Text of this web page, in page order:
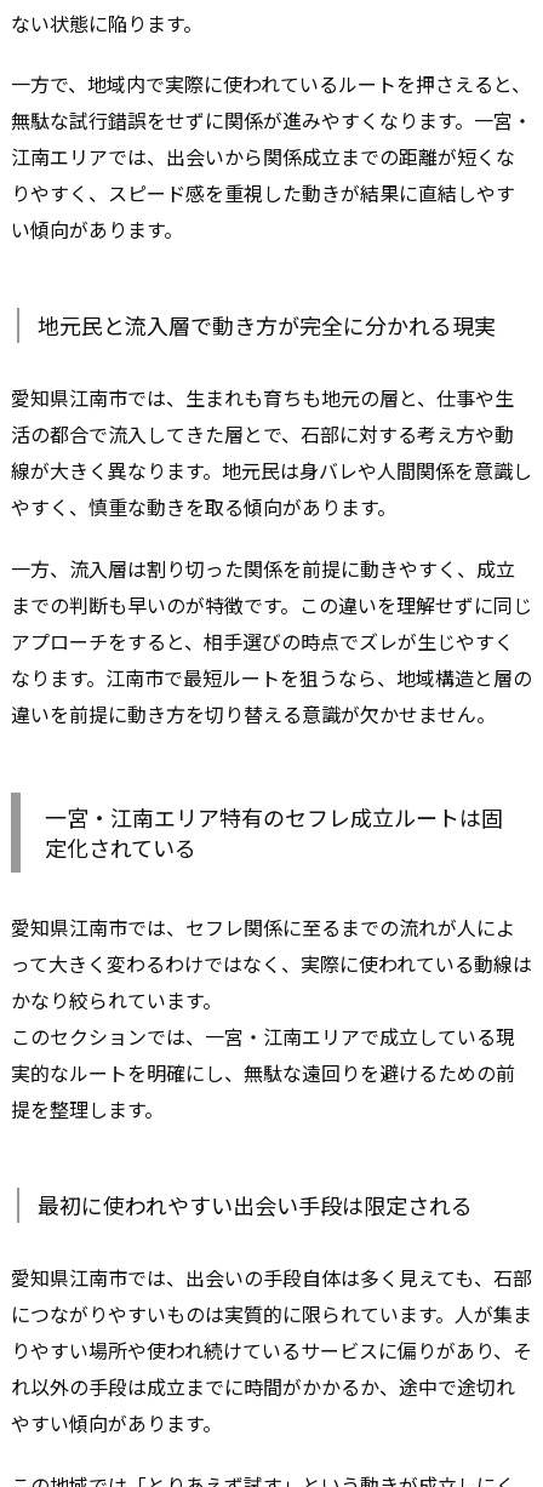
ない状態に陥ります。
一方で、地域内で実際に使われているルートを押さえると、
無駄な試行錯誤をせずに関係が進みやすくなります。一宮・
江南エリアでは、出会いから関係成立までの距離が短くな
りやすく、スピード感を重視した動きが結果に直結しやす
い傾向があります。
地元民と流入層で動き方が完全に分かれる現実
愛知県江南市では、生まれも育ちも地元の層と、仕事や生
活の都合で流入してきた層とで、石部に対する考え方や動
線が大きく異なります。地元民は身バレや人間関係を意識し
やすく、慎重な動きを取る傾向があります。
一方、流入層は割り切った関係を前提に動きやすく、成立
までの判断も早いのが特徴です。この違いを理解せずに同じ
アプローチをすると、相手選びの時点でズレが生じやすく
なります。江南市で最短ルートを狙うなら、地域構造と層の
違いを前提に動き方を切り替える意識が欠かせません。
一宮・江南エリア特有のセフレ成立ルートは固
定化されている
愛知県江南市では、セフレ関係に至るまでの流れが人によ
って大きく変わるわけではなく、実際に使われている動線は
かなり絞られています。
このセクションでは、一宮・江南エリアで成立している現
実的なルートを明確にし、無駄な遠回りを避けるための前
提を整理します。
最初に使われやすい出会い手段は限定される
愛知県江南市では、出会いの手段自体は多く見えても、石部
につながりやすいものは実質的に限られています。人が集ま
りやすい場所や使われ続けているサービスに偏りがあり、そ
れ以外の手段は成立までに時間がかかるか、途中で途切れ
やすい傾向があります。